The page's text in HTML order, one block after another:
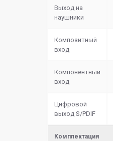
Выход на
наушники
Композитный
вход
Компонентный
вход
Цифровой
выход S/PDIF
Комплектация